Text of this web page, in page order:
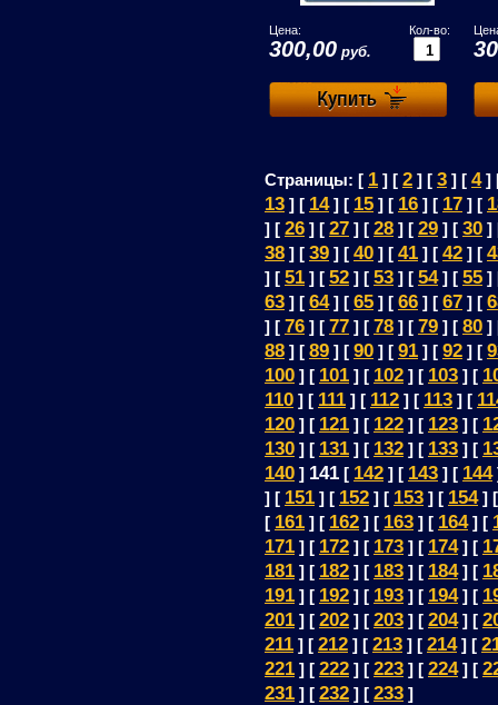
Цена:
300,00 руб.
Кол-во:
Страницы: [ 1 ] [ 2 ] [ 3 ] [ 4]
13 ] [ 14] [ 15 ] [ 16 ] [ 17 ] [
] [ 26 ] [ 27 ] [ 28 ] [ 29 ] [ 30 ]
38 ] [ 39 ] [ 40 ] [ 41 ] [ 42 ] [
] [ 51 ] [ 52 ] [ 53 ] [ 54] [ 55 ]
63 ] [ 64] [ 65 ] [ 66 ] [ 67 ] [
] [ 76 ] [ 77 ] [ 78 ] [ 79 ] [ 80 ]
88 ] [ 89 ] [ 90 ] [ 91 ] [ 92 ] [
100 ] [ 101 ] [ 102 ] [ 103 ] [
110 ] [ 111 ] [ 112 ] [ 113 ] [
120 ] [ 121 ] [ 122 ] [ 123 ] [
130 ] [ 131 ] [ 132 ] [ 133 ] [
140 ] 141 [ 142 ] [ 143 ] [ 144
] [ 151 ] [ 152 ] [ 153 ] [ 154]
[ 161 ] [ 162 ] [ 163 ] [ 164] [
171 ] [ 172 ] [ 173 ] [ 174] [
181 ] [ 182 ] [ 183 ] [ 184] [
191 ] [ 192 ] [ 193 ] [ 194] [
201 ] [ 202 ] [ 203 ] [ 204] [
211 ] [ 212 ] [ 213 ] [ 214] [
221 ] [ 222 ] [ 223 ] [ 224] [
231 ] [ 232 ] [ 233 ]